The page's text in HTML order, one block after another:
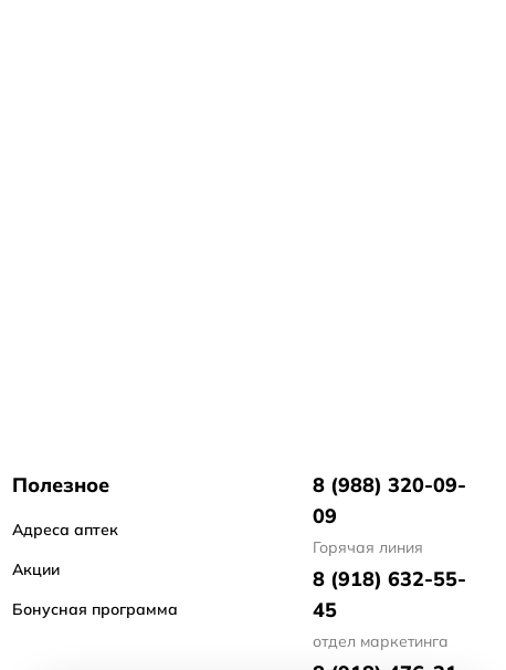
Полезное
Адреса аптек
Акции
Бонусная программа
8 (988) 320-09-
09
Горячая линия
8 (918) 632-55-
45
отдел маркетинга